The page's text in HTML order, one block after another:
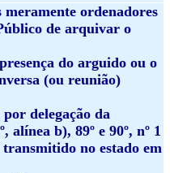
meramente ordenadores
de arquivar o
do arguido ou o
(ou reunião)
delegação da
b), 89º e 90º, nº 1
no estado em